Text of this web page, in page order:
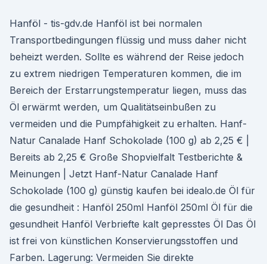
Hanföl - tis-gdv.de Hanföl ist bei normalen
Transportbedingungen flüssig und muss daher nicht
beheizt werden. Sollte es während der Reise jedoch
zu extrem niedrigen Temperaturen kommen, die im
Bereich der Erstarrungstemperatur liegen, muss das
Öl erwärmt werden, um Qualitätseinbußen zu
vermeiden und die Pumpfähigkeit zu erhalten. Hanf-
Natur Canalade Hanf Schokolade (100 g) ab 2,25 € |
Bereits ab 2,25 € Große Shopvielfalt Testberichte &
Meinungen | Jetzt Hanf-Natur Canalade Hanf
Schokolade (100 g) günstig kaufen bei idealo.de Öl für
die gesundheit : Hanföl 250ml Hanföl 250ml Öl für die
gesundheit Hanföl Verbriefte kalt gepresstes Öl Das Öl
ist frei von künstlichen Konservierungsstoffen und
Farben. Lagerung: Vermeiden Sie direkte